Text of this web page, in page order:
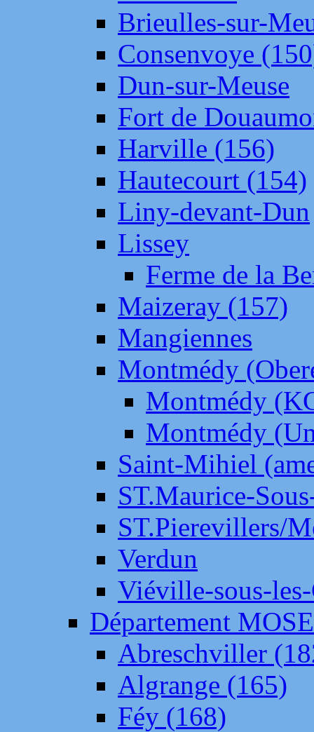
Brieulles-sur-
Consenvoye
Dun-sur-Meuse
Fort de
Harville (156)
Hautecourt (154)
Liny-devant-Dun
Lissey
Ferme de la
Maizeray (157)
Mangiennes
Montmédy
Montmédy
Montmédy
Saint-Mihiel
ST.Maurice-
ST.Pierevillers/
Verdun
Viéville-sous-
Département
Abreschviller
Algrange (165)
Féy (168)